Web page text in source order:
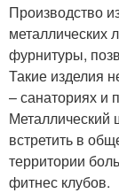
Производство
металлических
фурнитуры,
Такие изделия
– санаториях и
Металлический
встретить в
территории
фитнес клубов.